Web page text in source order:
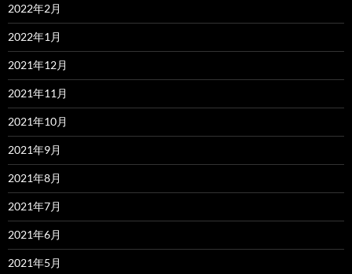
2022年2月
2022年1月
2021年12月
2021年11月
2021年10月
2021年9月
2021年8月
2021年7月
2021年6月
2021年5月